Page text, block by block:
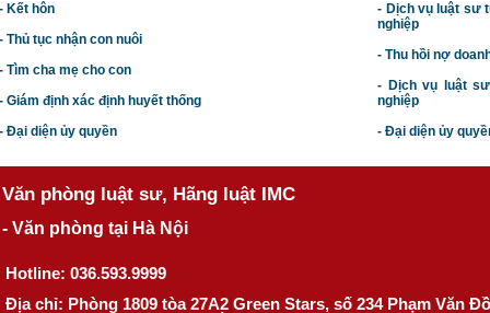
Kết hôn
Thủ tục nhận con nuôi
Tìm cha mẹ cho con
Giám định xác định huyết thống
Đại diện ủy quyền
- Dịch vụ luật sư t
nghiệp
- Thu hồi nợ
- Dịch vụ luật
nghiệp
- Đại diện ủy
Văn phòng luật sư, Hãng luật IMC
- Văn phòng tại Hà Nội
Hotline: 036.593.9999
Địa chỉ: Phòng 1809 tòa 27A2 Green Stars, số 234 Phạm Văn